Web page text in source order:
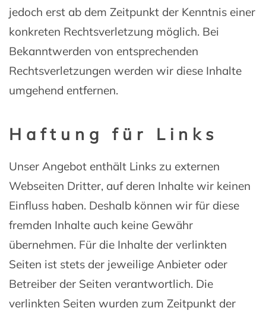
jedoch erst ab dem Zeitpunkt der Kenntnis einer
konkreten Rechtsverletzung möglich. Bei
Bekanntwerden von entsprechenden
Rechtsverletzungen werden wir diese Inhalte
umgehend entfernen.
Haftung für Links
Unser Angebot enthält Links zu externen
Webseiten Dritter, auf deren Inhalte wir keinen
Einfluss haben. Deshalb können wir für diese
fremden Inhalte auch keine Gewähr
übernehmen. Für die Inhalte der verlinkten
Seiten ist stets der jeweilige Anbieter oder
Betreiber der Seiten verantwortlich. Die
verlinkten Seiten wurden zum Zeitpunkt der